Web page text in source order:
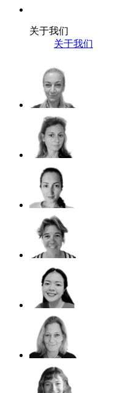
关于我们
关于我们